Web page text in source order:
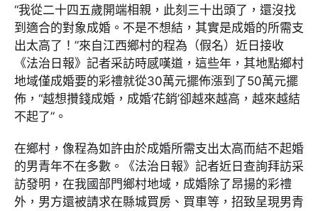
“我從二十四五歲開端相親，此刻三十出頭了，還沒找
到適合的對象成婚。不是不想結，其實是成婚的所需支
出太高了！”來自江西鄉村的程為（假名）近日接收
《法治日報》記者采訪時感嘆道，這些年，其地點鄉村
地域僅成婚要的彩禮就從30萬元擺佈漲到了50萬元擺
佈，“越想攢錢成婚，成婚‘花銷’卻越來越高，越來越結
不起了”。
在鄉村，像程為如許由於成婚所需支出太高而結不起婚
的男青年不在多數。《法治日報》記者近日查詢拜訪采
訪發明，在我國部門鄉村地域，成婚除了昂揚的彩禮
外，男方還被請求在縣城買房、買車等，招致呈現男青